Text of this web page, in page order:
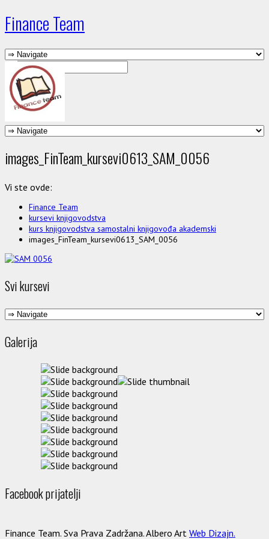
Finance Team
images_FinTeam_kursevi0613_SAM_0056
Vi ste ovde:
Finance Team
kursevi knjigovodstva
kurs knjigovodstva samostalni knjigovođa akademski
images_FinTeam_kursevi0613_SAM_0056
Svi kursevi
Galerija
Facebook prijatelji
Finance Team. Sva Prava Zadržana. Albero Art Web Dizajn.